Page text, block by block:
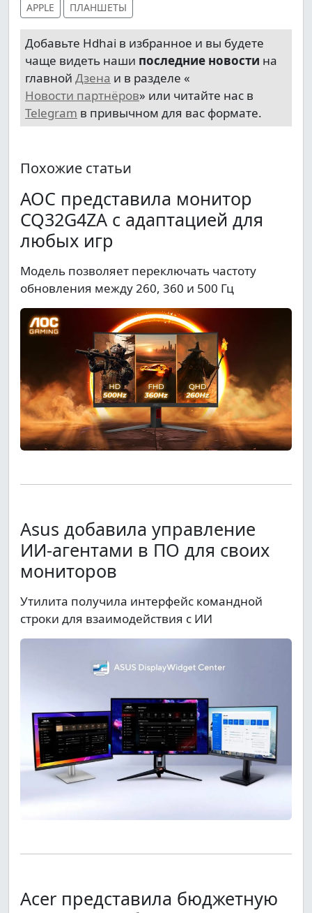
APPLE ПЛАНШЕТЫ
Добавьте Hdhai в избранное и вы будете
чаще видеть наши последние новости на
главной Дзена и в разделе «
Новости партнёров» или читайте нас в
Telegram в привычном для вас формате.
Похожие статьи
AOC представила монитор
CQ32G4ZA с адаптацией для
любых игр
Модель позволяет переключать частоту
обновления между 260, 360 и 500 Гц
Asus добавила управление
ИИ-агентами в ПО для своих
мониторов
Утилита получила интерфейс командной
строки для взаимодействия с ИИ
Acer представила бюджетную